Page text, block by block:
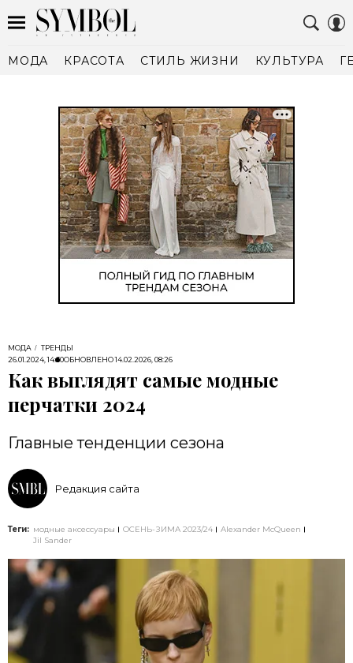
МОДА КРАСОТА СТИЛЬ ЖИЗНИ КУЛЬТУРА
МОДА
ТРЕНДЫ
26.01.2024, 14:30ОБНОВЛЕНО14.02.2026, 08:26
Как выглядят самые модные
перчатки 2024
Главные тенденции сезона
Редакция сайта
Теги: модные аксессуары ОСЕНЬ-ЗИМА 2023/24
Alexander McQueen
Jil Sander